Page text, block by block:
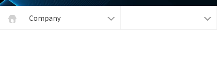
Company